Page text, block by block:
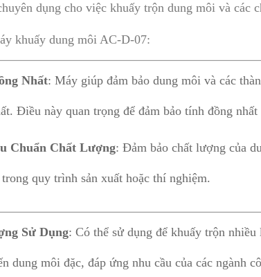
dụng cho việc khuấy trộn dung môi và các
khuấy dung môi AC-D-07:
Nhất: Máy giúp đảm bảo dung môi và các
Điều này quan trọng để đảm bảo tính đồng nhất
Chuẩn Chất Lượng: Đảm bảo chất lượng của
quy trình sản xuất hoặc thí nghiệm.
Sử Dụng: Có thể sử dụng để khuấy trộn
dung môi đặc, đáp ứng nhu cầu của các ngành